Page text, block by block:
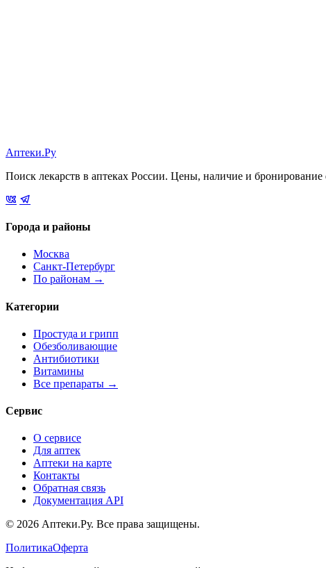
Аптеки.Ру
Поиск лекарств в аптеках России. Цены, наличие и бронирование
Города и районы
Москва
Санкт-Петербург
По районам →
Категории
Простуда и грипп
Обезболивающие
Антибиотики
Витамины
Все препараты →
Сервис
О сервисе
Для аптек
Аптеки на карте
Контакты
Обратная связь
Документация API
© 2026 Аптеки.Ру. Все права защищены.
ПолитикаОферта